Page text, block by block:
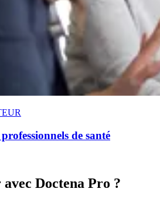
de santé
Doctena Pro ?